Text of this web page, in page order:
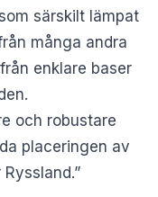
särskilt lämpat
många andra
enklare baser
och robustare
placeringen av